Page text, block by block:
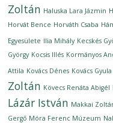
Zoltán Haluska Lara Jázmin
Horvát Bence Horváth Csaba
Egyesülete Ilia Mihály Kecskés
György Kocsis Illés Kormányos
Attila Kovács Dénes Kovács
Zoltán Kövecs Renáta Abigél
Lázár István Makkai
Gergő Móra Ferenc Múzeum